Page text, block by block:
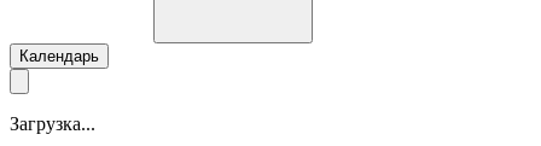
Календарь
Загрузка...